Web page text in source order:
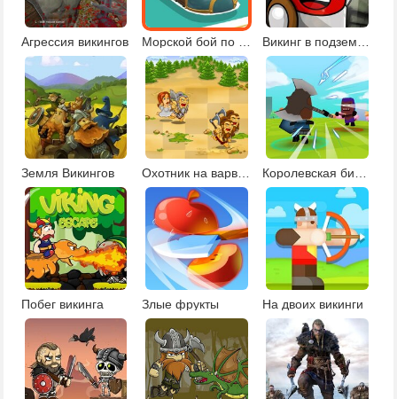
Агрессия викингов
Земля Викингов Охотник на варваров
Побег викинга Злые фрукты На двоих викинги